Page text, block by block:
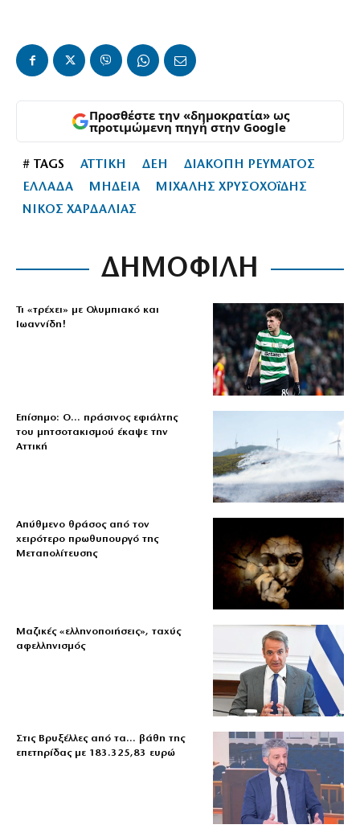
Προσθέστε την «δημοκρατία» ως
προτιμώμενη πηγή στην Google
# TAGS ΑΤΤΙΚΗ ΔΕΗ
ΔΙΑΚΟΠΗ ΡΕΥΜΑΤΟΣ
ΕΛΛΑΔΑ
ΜΗΔΕΙΑ
ΜΙΧΑΛΗΣ ΧΡΥΣΟΧΟΐΔΗΣ
ΝΙΚΟΣ ΧΑΡΔΑΛΙΑΣ
ΔΗΜΟΦΙΛΗ
Τι «τρέχει» με Ολυμπιακό και
Ιωαννίδη!
Επίσημο: Ο… πράσινος εφιάλτης
του μητσοτακισμού έκαψε την
Αττική
Απύθμενο θράσος από τον
χειρότερο πρωθυπουργό της
Μεταπολίτευσης
Μαζικές «ελληνοποιήσεις», ταχύς
αφελληνισμός
Στις Βρυξέλλες από τα… βάθη της
επετηρίδας με 183.325,83 ευρώ